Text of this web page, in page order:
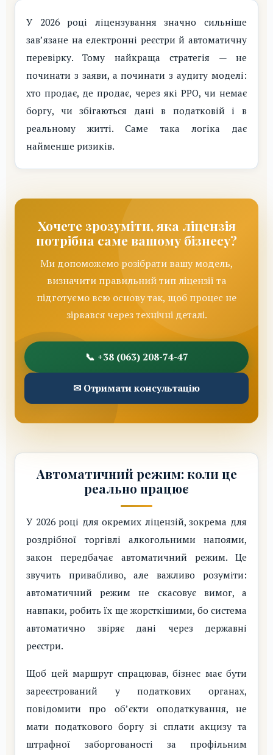
У 2026 році ліцензування значно сильніше
зав’язане на електронні реєстри й автоматичну
перевірку. Тому найкраща стратегія — не
починати з заяви, а починати з аудиту моделі:
хто продає, де продає, через які РРО, чи немає
боргу, чи збігаються дані в податковій і в
реальному житті. Саме така логіка дає
найменше ризиків.
Хочете зрозуміти, яка ліцензія
потрібна саме вашому бізнесу?
Ми допоможемо розібрати вашу модель,
визначити правильний тип ліцензії та
підготуємо всю основу так, щоб процес не
зірвався через технічні деталі.
📞 +38 (063) 208-74-47
✉ Отримати консультацію
Автоматичний режим: коли це
реально працює
У 2026 році для окремих ліцензій, зокрема для
роздрібної торгівлі алкогольними напоями,
закон передбачає автоматичний режим. Це
звучить привабливо, але важливо розуміти:
автоматичний режим не скасовує вимог, а
навпаки, робить їх ще жорсткішими, бо система
автоматично звіряє дані через державні
реєстри.
Щоб цей маршрут спрацював, бізнес має бути
зареєстрований у податкових органах,
повідомити про об’єкти оподаткування, не
мати податкового боргу зі сплати акцизу та
штрафної заборгованості за профільним